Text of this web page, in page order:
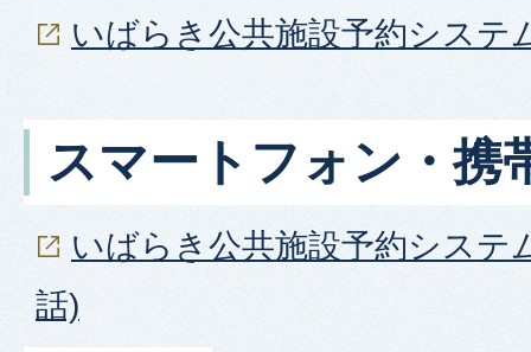
いばらき公共施設予約システ
スマートフォン・携
いばらき公共施設予約システ
話)